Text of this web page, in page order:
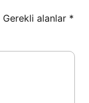
Gerekli alanlar *